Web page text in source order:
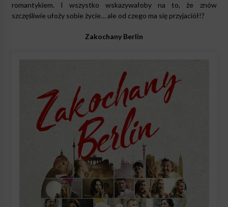
romantykiem. I wszystko wskazywałoby na to, że znów
szczęśliwie ułoży sobie życie… ale od czego ma się przyjaciół!?
Zakochany Berlin